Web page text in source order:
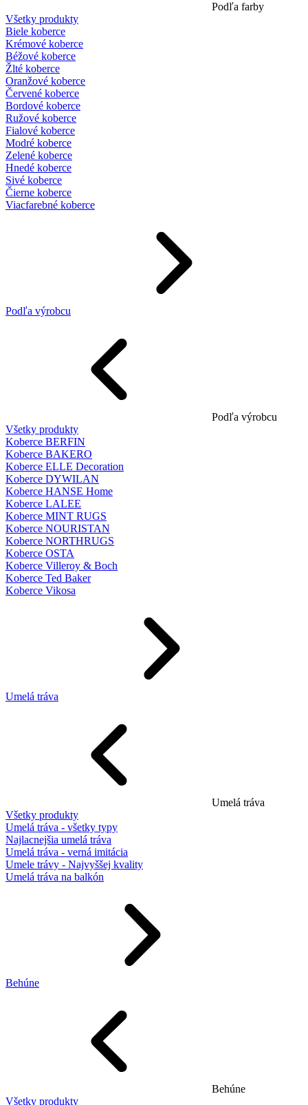
Podľa farby
Všetky produkty
Biele koberce
Krémové koberce
Béžové koberce
Žlté koberce
Oranžové koberce
Červené koberce
Bordové koberce
Ružové koberce
Fialové koberce
Modré koberce
Zelené koberce
Hnedé koberce
Sivé koberce
Čierne koberce
Viacfarebné koberce
Podľa výrobcu
Podľa výrobcu
Všetky produkty
Koberce BERFIN
Koberce BAKERO
Koberce ELLE Decoration
Koberce DYWILAN
Koberce HANSE Home
Koberce LALEE
Koberce MINT RUGS
Koberce NOURISTAN
Koberce NORTHRUGS
Koberce OSTA
Koberce Villeroy & Boch
Koberce Ted Baker
Koberce Vikosa
Umelá tráva
Umelá tráva
Všetky produkty
Umelá tráva - všetky typy
Najlacnejšia umelá tráva
Umelá tráva - verná imitácia
Umele trávy - Najvyššej kvality
Umelá tráva na balkón
Behúne
Behúne
Všetky produkty